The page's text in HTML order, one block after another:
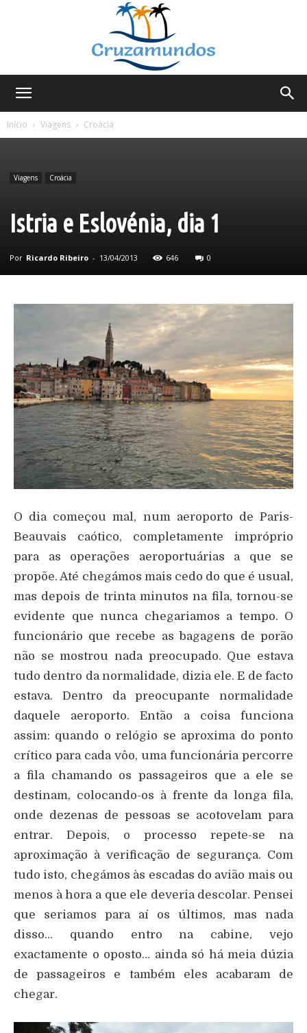
Início
Viagens Croácia
Viagens Croácia
Istria e Eslovénia, dia 1
Por Ricardo Ribeiro - 13/04/2013 646 0
O dia começou mal, num aeroporto de Paris-
Beauvais caótico, completamente impróprio
para as operações aeroportuárias a que se
propõe. Até chegámos mais cedo do que é usual,
mas depois de trinta minutos na fila, tornou-se
evidente que nunca chegariamos a tempo. O
funcionário que recebe as bagagens de porão
não se mostrou nada preocupado. Que estava
tudo dentro da normalidade, dizia ele. E de facto
estava. Dentro da preocupante normalidade
daquele aeroporto. Então a coisa funciona
assim: quando o relógio se aproxima do ponto
crítico para cada vôo, uma funcionária percorre
a fila chamando os passageiros que a ele se
destinam, colocando-os à frente da longa fila,
onde dezenas de pessoas se acotovelam para
entrar. Depois, o processo repete-se na
aproximação à verificação de segurança. Com
tudo isto, chegámos às escadas do avião mais ou
menos à hora a que ele deveria descolar. Pensei
que seriamos para aí os últimos, mas nada
disso… quando entro na cabine, vejo
exactamente o oposto… ainda só há meia dúzia
de passageiros e também eles acabaram de
chegar.